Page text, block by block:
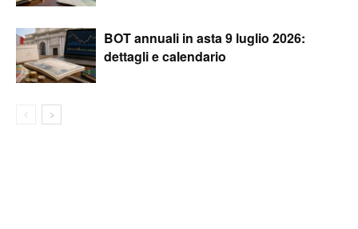
BOT annuali in asta 9 luglio 2026:
dettagli e calendario